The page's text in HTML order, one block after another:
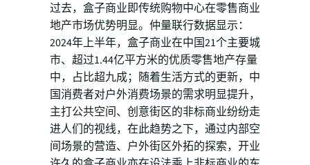
过去，盒子商业即传统购物中心在零售商业
地产市场优势明显。仲量联行数据显示：
2024年上半年，盒子商业在中国21个主要城
市、超过1.44亿平方米的优质零售地产存量
中，占比超九成；随着生活方式的更新，中
国消费者对户外消费场景的需求明显提升，
主打公共空间、创意街区的非标商业纷纷走
进人们的视线，在此趋势之下，通过内部空
间场景的营造、户外街区外拓的探索，开业